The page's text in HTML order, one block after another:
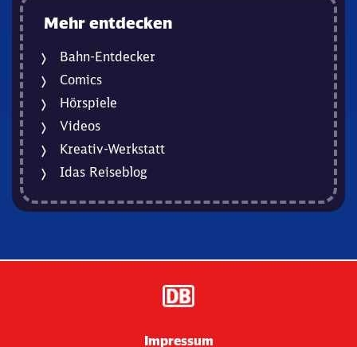
Mehr entdecken
Bahn-Entdecker
Comics
Hörspiele
Videos
Kreativ-Werkstatt
Idas Reiseblog
Impressum